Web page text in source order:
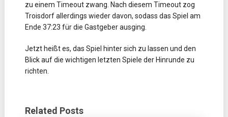
zu einem Timeout zwang. Nach diesem Timeout zog
Troisdorf allerdings wieder davon, sodass das Spiel am
Ende 37:23 für die Gastgeber ausging.
Jetzt heißt es, das Spiel hinter sich zu lassen und den
Blick auf die wichtigen letzten Spiele der Hinrunde zu
richten.
Related Posts